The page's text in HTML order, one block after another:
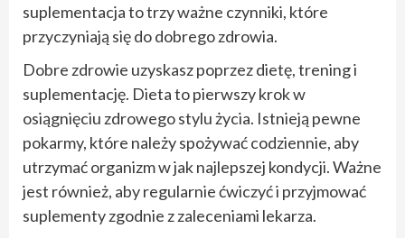
suplementacja to trzy ważne czynniki, które
przyczyniają się do dobrego zdrowia.
Dobre zdrowie uzyskasz poprzez dietę, trening i
suplementację. Dieta to pierwszy krok w
osiągnięciu zdrowego stylu życia. Istnieją pewne
pokarmy, które należy spożywać codziennie, aby
utrzymać organizm w jak najlepszej kondycji. Ważne
jest również, aby regularnie ćwiczyć i przyjmować
suplementy zgodnie z zaleceniami lekarza.